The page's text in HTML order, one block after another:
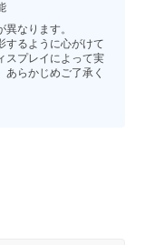
なります。
するように心がけて
スプレイによって実
あらかじめご了承く